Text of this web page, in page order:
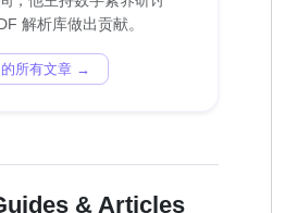
所有文章 →
& Articles